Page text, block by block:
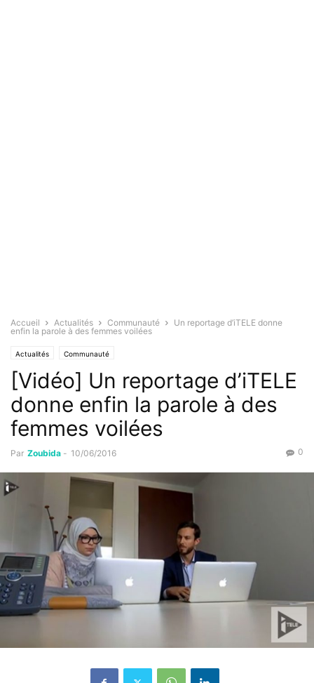
Accueil Actualités Communauté
Un reportage d’iTELE donne
enfin la parole à des femmes voilées
Actualités Communauté
[Vidéo] Un reportage d’iTELE
donne enfin la parole à des
femmes voilées
Par Zoubida - 10/06/2016 0